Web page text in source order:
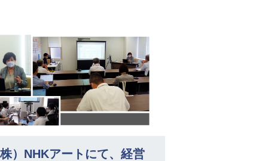
株）NHKアートにて、経営